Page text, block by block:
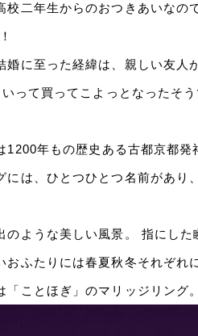
校二年生からのおつきあいな
婚に至った経緯は、親しい友
って買ってこよっとなったそ
1200年もの歴史ある古都京都発
には、ひとつひとつ名前があり
のような美しい風景。 指にし
おふたりには春夏秋冬それぞれ
「ことほぎ」のマリッジリング。